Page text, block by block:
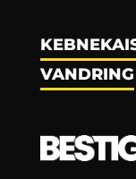
VANDRING